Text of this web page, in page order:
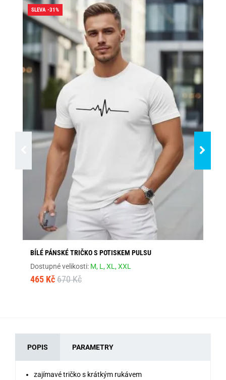
SLEVA -31%
BÍLÉ PÁNSKÉ TRIČKO S POTISKEM PULSU
Dostupné velikosti: M, L,XL,XXL
465 Kč 670 Kč
POPIS PARAMETRY
zajímavé tričko s krátkým rukávem